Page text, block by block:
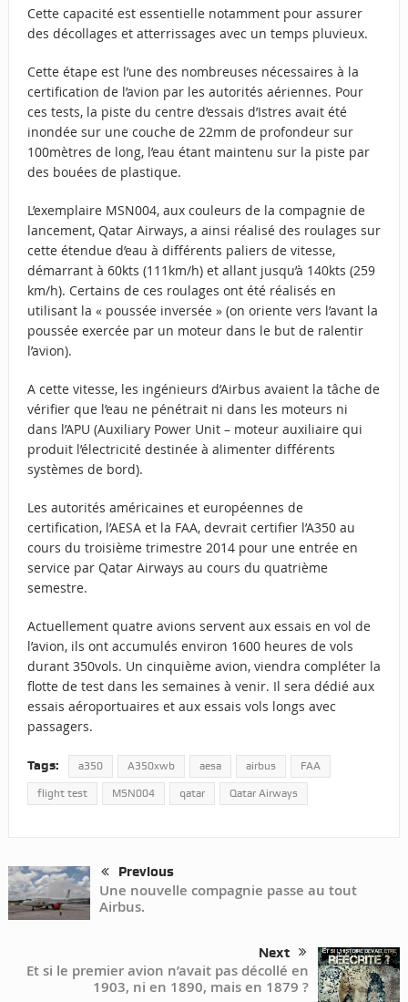
Cette capacité est essentielle notamment pour assurer
des décollages et atterrissages avec un temps pluvieux.
Cette étape est l’une des nombreuses nécessaires à la
certification de l’avion par les autorités aériennes. Pour
ces tests, la piste du centre d’essais d’Istres avait été
inondée sur une couche de 22mm de profondeur sur
100mètres de long, l’eau étant maintenu sur la piste par
des bouées de plastique.
L’exemplaire MSN004, aux couleurs de la compagnie de
lancement, Qatar Airways, a ainsi réalisé des roulages sur
cette étendue d’eau à différents paliers de vitesse,
démarrant à 60kts (111km/h) et allant jusqu’à 140kts (259
km/h). Certains de ces roulages ont été réalisés en
utilisant la « poussée inversée » (on oriente vers l’avant la
poussée exercée par un moteur dans le but de ralentir
l’avion).
A cette vitesse, les ingénieurs d’Airbus avaient la tâche de
vérifier que l’eau ne pénétrait ni dans les moteurs ni
dans l’APU (Auxiliary Power Unit – moteur auxiliaire qui
produit l’électricité destinée à alimenter différents
systèmes de bord).
Les autorités américaines et européennes de
certification, l’AESA et la FAA, devrait certifier l’A350 au
cours du troisième trimestre 2014 pour une entrée en
service par Qatar Airways au cours du quatrième
semestre.
Actuellement quatre avions servent aux essais en vol de
l’avion, ils ont accumulés environ 1600 heures de vols
durant 350vols. Un cinquième avion, viendra compléter la
flotte de test dans les semaines à venir. Il sera dédié aux
essais aéroportuaires et aux essais vols longs avec
passagers.
Tags: a350 A350xwb aesa airbus FAA
flight test MSN004 qatar Qatar Airways
Previous
Une nouvelle compagnie passe au tout
Airbus.
Next
Et si le premier avion n’avait pas décollé en
1903, ni en 1890, mais en 1879 ?